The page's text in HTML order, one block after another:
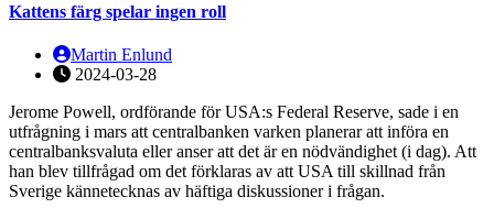
Kattens färg spelar ingen roll
Martin Enlund
2024-03-28
Jerome Powell, ordförande för USA:s Federal Reserve, sade i en
utfrågning i mars att centralbanken varken planerar att införa en
centralbanksvaluta eller anser att det är en nödvändighet (i dag). Att
han blev tillfrågad om det förklaras av att USA till skillnad från
Sverige kännetecknas av häftiga diskussioner i frågan.